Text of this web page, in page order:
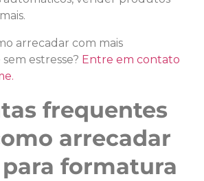
arrecadar com mais
estresse? Entre em contato
frequentes
arrecadar
formatura